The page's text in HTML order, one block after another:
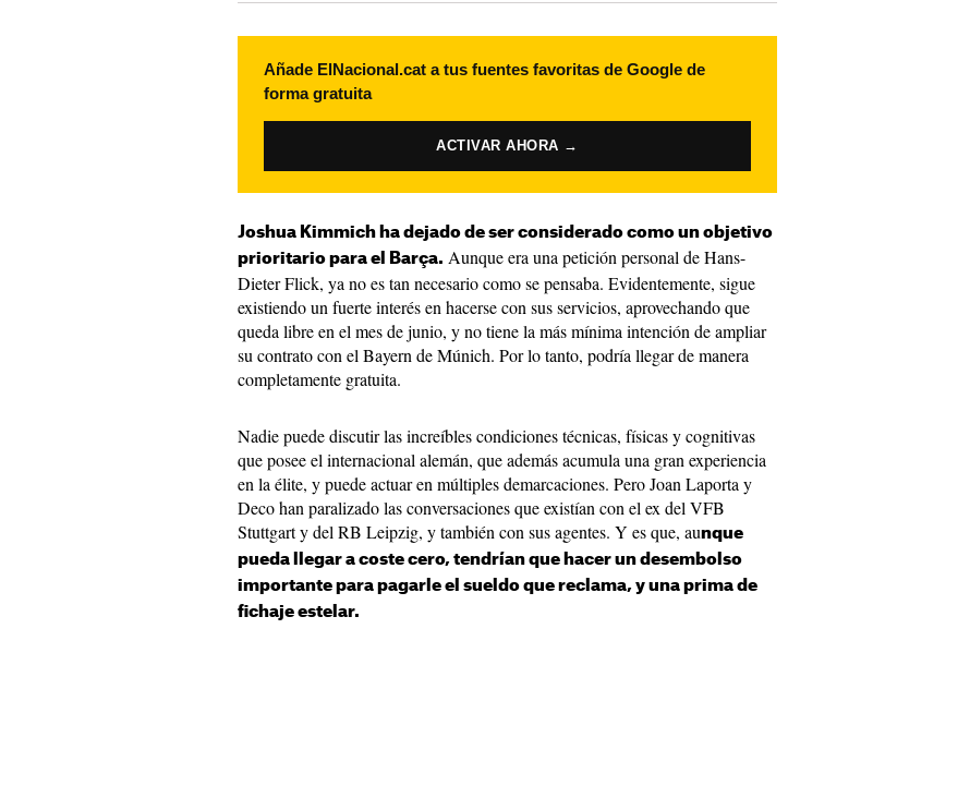
Añade ElNacional.cat a tus fuentes favoritas de Google de
forma gratuita
ACTIVAR AHORA →
Joshua Kimmich ha dejado de ser considerado como un objetivo
prioritario para el Barça. Aunque era una petición personal de Hans-
Dieter Flick, ya no es tan necesario como se pensaba. Evidentemente, sigue
existiendo un fuerte interés en hacerse con sus servicios, aprovechando que
queda libre en el mes de junio, y no tiene la más mínima intención de ampliar
su contrato con el Bayern de Múnich. Por lo tanto, podría llegar de manera
completamente gratuita.
Nadie puede discutir las increíbles condiciones técnicas, físicas y cognitivas
que posee el internacional alemán, que además acumula una gran experiencia
en la élite, y puede actuar en múltiples demarcaciones. Pero Joan Laporta y
Deco han paralizado las conversaciones que existían con el ex del VFB
Stuttgart y del RB Leipzig, y también con sus agentes. Y es que, aunque
pueda llegar a coste cero, tendrían que hacer un desembolso
importante para pagarle el sueldo que reclama, y una prima de
fichaje estelar.